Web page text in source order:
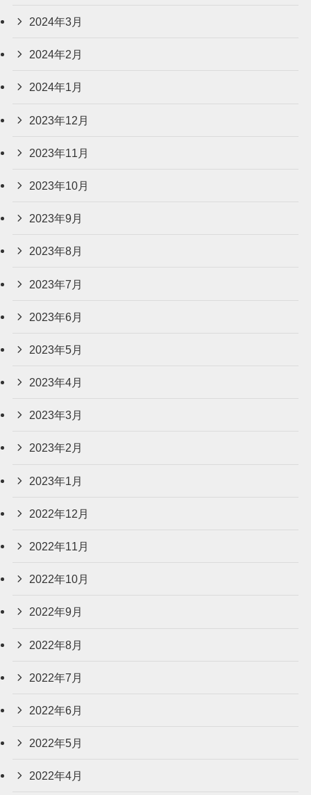
2024年3月
2024年2月
2024年1月
2023年12月
2023年11月
2023年10月
2023年9月
2023年8月
2023年7月
2023年6月
2023年5月
2023年4月
2023年3月
2023年2月
2023年1月
2022年12月
2022年11月
2022年10月
2022年9月
2022年8月
2022年7月
2022年6月
2022年5月
2022年4月